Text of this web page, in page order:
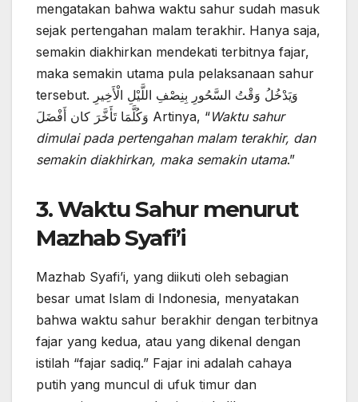
mengatakan bahwa waktu sahur sudah masuk
sejak pertengahan malam terakhir. Hanya saja,
semakin diakhirkan mendekati terbitnya fajar,
maka semakin utama pula pelaksanaan sahur
tersebut. وَيَدْخُلُ وَقْتُ السَّحُورِ بِنِصْفِ اللَّيْلِ الْأَخِيرِ
وَكُلَّمَا تَأَخَّرَ كان أَفْضَلَ Artinya, “Waktu sahur
dimulai pada pertengahan malam terakhir, dan
semakin diakhirkan, maka semakin utama.”
3.Waktu Sahur menurut
Mazhab Syafi’i
Mazhab Syafi’i, yang diikuti oleh sebagian
besar umat Islam di Indonesia, menyatakan
bahwa waktu sahur berakhir dengan terbitnya
fajar yang kedua, atau yang dikenal dengan
istilah “fajar sadiq.” Fajar ini adalah cahaya
putih yang muncul di ufuk timur dan